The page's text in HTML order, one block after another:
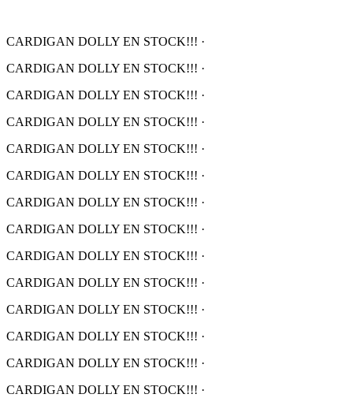
CARDIGAN DOLLY EN STOCK!!! ·
CARDIGAN DOLLY EN STOCK!!! ·
CARDIGAN DOLLY EN STOCK!!! ·
CARDIGAN DOLLY EN STOCK!!! ·
CARDIGAN DOLLY EN STOCK!!! ·
CARDIGAN DOLLY EN STOCK!!! ·
CARDIGAN DOLLY EN STOCK!!! ·
CARDIGAN DOLLY EN STOCK!!! ·
CARDIGAN DOLLY EN STOCK!!! ·
CARDIGAN DOLLY EN STOCK!!! ·
CARDIGAN DOLLY EN STOCK!!! ·
CARDIGAN DOLLY EN STOCK!!! ·
CARDIGAN DOLLY EN STOCK!!! ·
CARDIGAN DOLLY EN STOCK!!! ·